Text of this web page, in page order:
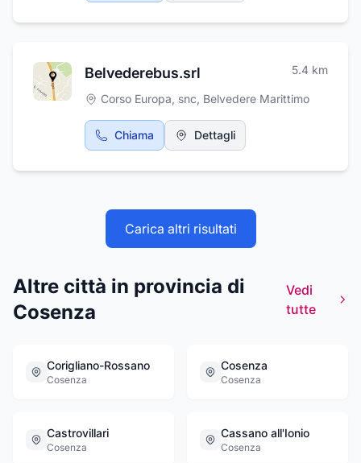
Belvederebus.srl 5.4 km
Corso Europa, snc, Belvedere Marittimo
Chiama Dettagli
Carica altri risultati
Altre città in provincia di
Cosenza
Vedi
tutte
Corigliano-Rossano
Cosenza
Cosenza
Cosenza
Castrovillari
Cosenza
Cassano all'Ionio
Cosenza